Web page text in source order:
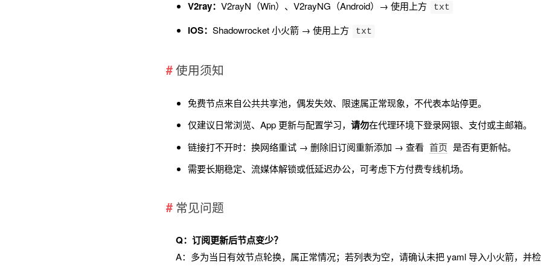
V2ray： V2rayN（Win）、V2rayNG（Android）→ 使用上方 txt
iOS： Shadowrocket 小火箭 → 使用上方 txt
使用须知
免费节点来自公共共享池，偶发失效、限速属正常现象，不代表本站停更。
仅建议日常浏览、App 更新与配置学习， 请勿在代理环境下登录网银、支付或主邮箱。
链接打不开时：换网络重试 → 删除旧订阅重新添加 → 查看 首页 是否有更新帖。
需要长期稳定、流媒体解锁或低延迟办公，可考虑下方付费专线机场。
常见问题
Q：订阅更新后节点变少？
A：多为当日有效节点轮换，属正常情况；若列表为空，请确认未把 yaml 导入小火箭，并检